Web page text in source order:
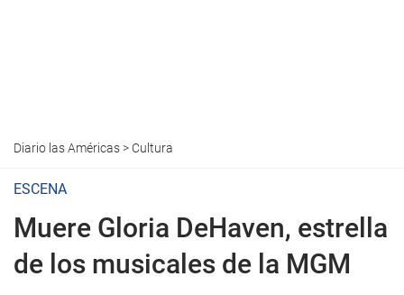
Diario las Américas> Cultura
ESCENA
Muere Gloria DeHaven, estrella
de los musicales de la MGM